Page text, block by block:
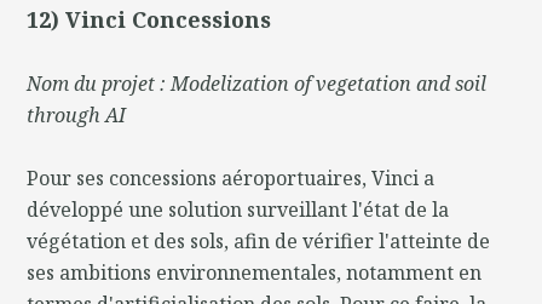
12) Vinci Concessions
Nom du projet : Modelization of vegetation and soil
through AI
Pour ses concessions aéroportuaires, Vinci a
développé une solution surveillant l'état de la
végétation et des sols, afin de vérifier l'atteinte de
ses ambitions environnementales, notamment en